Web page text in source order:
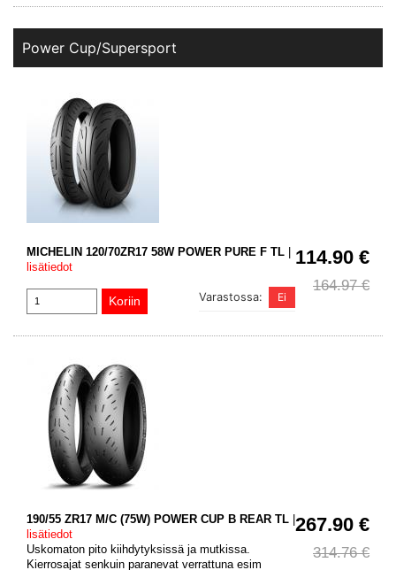
Power Cup/Supersport
114.90 €
164.97 €
MICHELIN 120/70ZR17 58W POWER PURE F TL |
lisätiedot
Varastossa:
267.90 €
314.76 €
190/55 ZR17 M/C (75W) POWER CUP B REAR TL
lisätiedot
Uskomaton pito kiihdytyksissä ja mutkissa.
Kierrosajat senkuin paranevat verrattuna esim